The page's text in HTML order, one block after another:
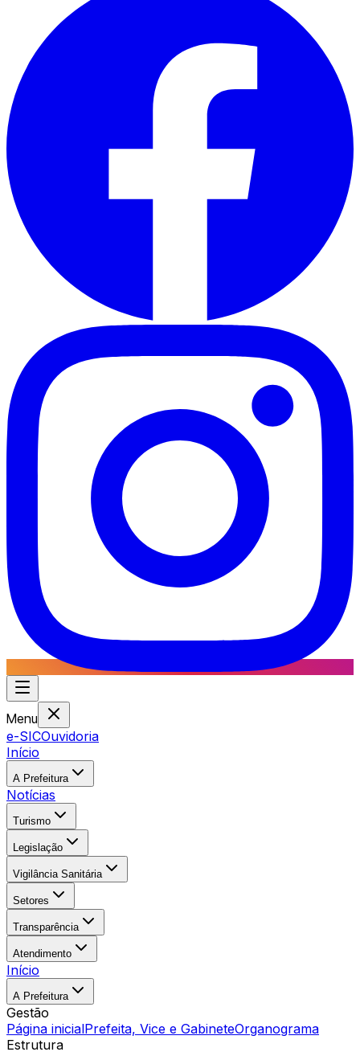
Menu
e-SICOuvidoria
Início
A Prefeitura
Notícias
Turismo
Legislação
Vigilância Sanitária
Setores
Transparência
Atendimento
Início
A Prefeitura
Gestão
Página inicialPrefeita, Vice e GabineteOrganograma
Estrutura